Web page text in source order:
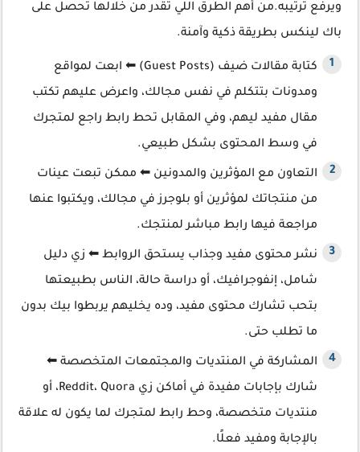
ويرفع ترتيبه.من أهم الطرق اللي تقدر من خلالها تحصل على
باك لينكس بطريقة ذكية وآمنة.
كتابة مقالات ضيف (Guest Posts) ⬅ ابعت لمواقع
ومدونات بتتكلم في نفس مجالك، واعرض عليهم تكتب
مقال مفيد ليهم، وفي المقابل تحط رابط راجع لمتجرك
في وسط المحتوى بشكل طبيعي.
التعاون مع المؤثرين والمدونين ⬅ ممكن تبعت عينات
من منتجاتك لمؤثرين أو بلوجرز في مجالك، ويكتبوا عنها
مراجعة فيها رابط مباشر لمنتجك.
نشر محتوى مفيد وجذاب يستحق الروابط ⬅ زي دليل
شامل، إنفوجرافيك، أو دراسة حالة، الناس بطبيعتها
بتحب تشارك محتوى مفيد، وده يخليهم يربطوا بيك بدون
ما تطلب حتى.
المشاركة في المنتديات والمجتمعات المتخصصة ⬅
شارك بإجابات مفيدة في أماكن زي Reddit، Quora، أو
منتديات متخصصة، وحط رابط لمتجرك لما يكون له علاقة
بالإجابة ومفيد فعلًا.